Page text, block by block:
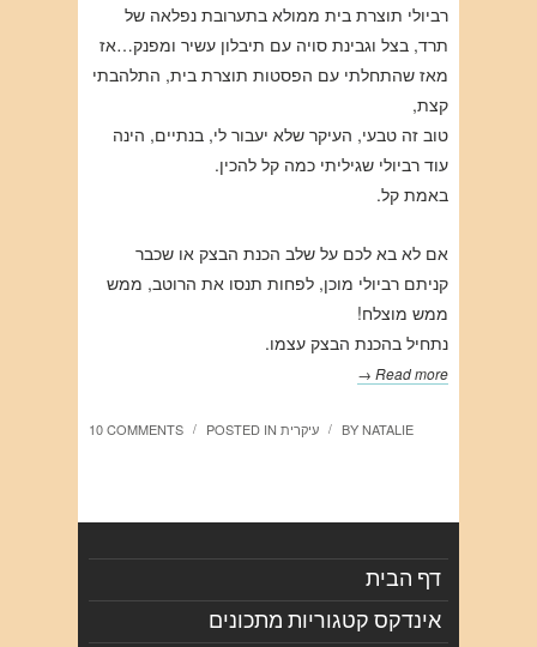
רביולי תוצרת בית ממולא בתערובת נפלאה של
תרד, בצל וגבינת סויה עם תיבלון עשיר ומפנק…אז
מאז שהתחלתי עם הפסטות תוצרת בית, התלהבתי
קצת,
טוב זה טבעי, העיקר שלא יעבור לי, בנתיים, הינה
עוד רביולי שגיליתי כמה קל להכין.
באמת קל.
אם לא בא לכם על שלב הכנת הבצק או שכבר
קניתם רביולי מוכן, לפחות תנסו את הרוטב, ממש
ממש מוצלח!
נתחיל בהכנת הבצק עצמו.
Read more →
10 COMMENTS / POSTED IN עיקרית / BYNATALIE
דף הבית
אינדקס קטגוריות מתכונים